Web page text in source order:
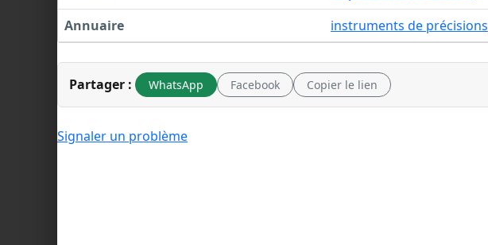
Annuaire
instruments de précisions
Partager : WhatsApp Facebook Copier le lien
Signaler un problème